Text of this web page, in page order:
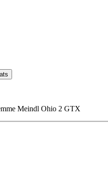
Meindl Ohio 2 GTX